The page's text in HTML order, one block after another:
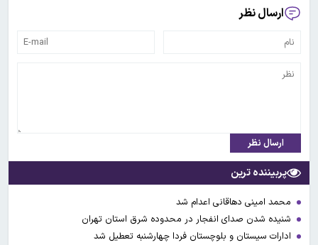
ارسال نظر
ارسال نظر
پربیننده ترین
محمد امینی دهاقانی اعدام شد
شنیده شدن صدای انفجار در محدوده شرق استان تهران
ادارات سیستان و بلوچستان فردا چهارشنبه تعطیل شد